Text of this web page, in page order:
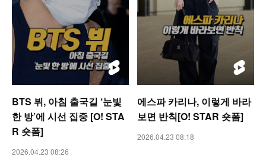
BTS 뷔, 아침 출국길 ‘눈빛
한 방’에 시선 집중 [O! STA
R 숏폼]
2026.04.23 08:26
에스파 카리나, 이렇게 바라
보면 반칙[O! STAR 숏폼]
2026.04.23 08:18